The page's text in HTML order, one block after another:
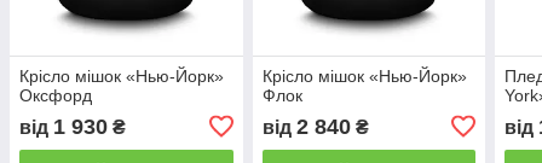
Крісло мішок «Нью-Йорк»
Оксфорд
від 1 930 ₴
Крісло мішок «Нью-Йорк»
Флок
від 2 840₴ від